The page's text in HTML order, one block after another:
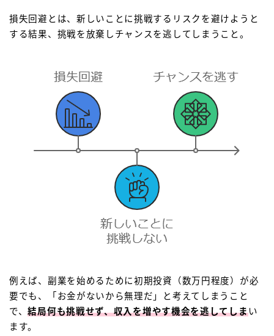
損失回避とは、新しいことに挑戦するリスクを避けようと
する結果、挑戦を放棄しチャンスを逃してしまうこと。
例えば、副業を始めるために初期投資（数万円程度）が必
要でも、「お金がないから無理だ」と考えてしまうこと
で、結局何も挑戦せず、収入を増やす機会を逃してしまい
ます。